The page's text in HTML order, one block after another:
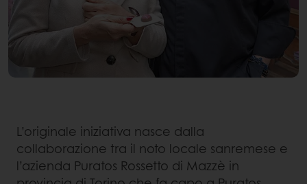
L’originale iniziativa nasce dalla
collaborazione tra il noto locale sanremese e
l’azienda Puratos Rossetto di Mazzè in